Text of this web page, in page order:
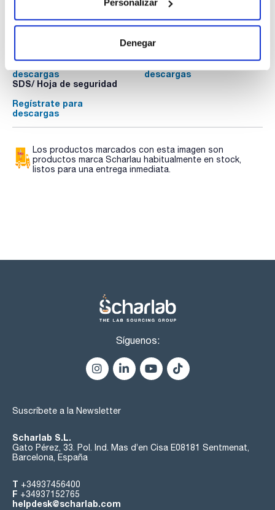
Personalizar
Denegar
Documentación técnica
Regístrate para
descargas
COA
Regístrate para
descargas
SDS/ Hoja de seguridad
Regístrate para
descargas
Los productos marcados con esta imagen son
productos marca Scharlau habitualmente en stock,
listos para una entrega inmediata.
Síguenos:
Suscríbete a la Newsletter
Scharlab S.L.
Gato Pérez, 33. Pol. Ind. Mas d’en Cisa E08181 Sentmenat,
Barcelona, España
T +34937456400
F +34937152765
helpdesk@scharlab.com